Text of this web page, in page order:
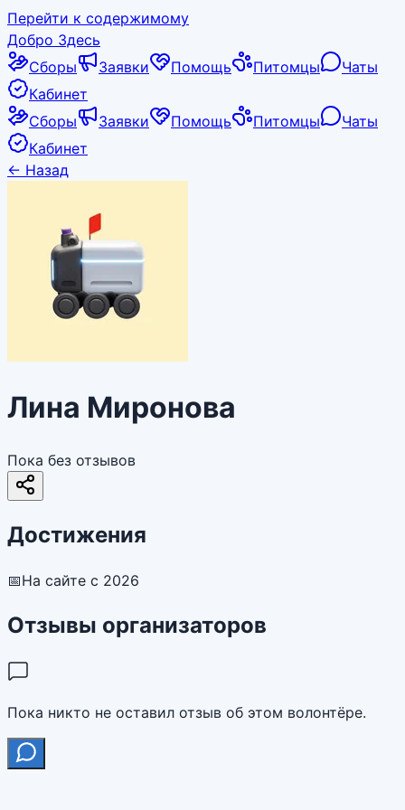
Перейти к содержимому
Добро Здесь
Сборы
Заявки Помощь Питомцы
Чаты
Кабинет
Сборы
Заявки Помощь Питомцы
Чаты
Кабинет
← Назад
Лина Миронова
Пока без отзывов
Достижения
📅На сайте с 2026
Отзывы организаторов
Пока никто не оставил отзыв об этом волонтёре.